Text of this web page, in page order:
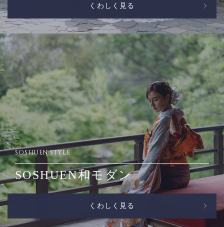
くわしく見る
SOSHUEN STYLE
SOSHUEN和モダン
くわしく見る